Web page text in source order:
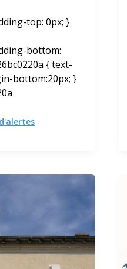
top: 0px; }
bottom:
{ text-
bottom:20px; }